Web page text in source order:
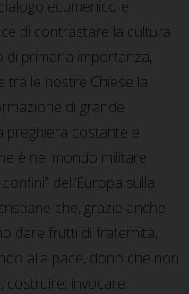
ecumenico e
di contrastare la cultura
di primaria importanza,
tra le nostre Chiese la
di grande
preghiera costante e
è nel mondo militare
dell’Europa sulla
che, grazie anche
dare frutti di fraternità,
alla pace, dono che non
costruire, invocare.